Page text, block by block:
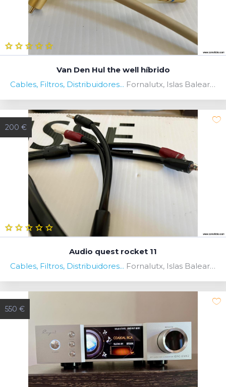
Van Den Hul the well híbrido
Cables, Filtros, Distribuidores... Fornalutx, Islas Baleares, Spain
200 €
Audio quest rocket 11
Cables, Filtros, Distribuidores... Fornalutx, Islas Baleares, Spain
550 €